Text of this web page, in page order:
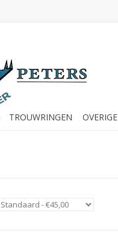
TROUWRINGEN OVERIGE